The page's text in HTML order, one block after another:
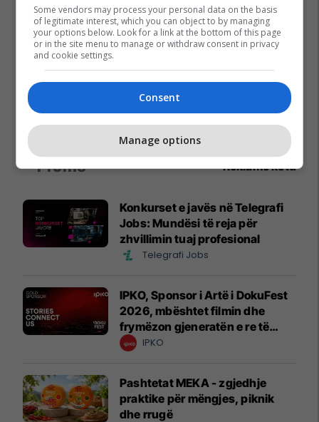
Promo Reklamo këtu
Konkurset e javës në Telegrafi
Jobs: Mundësi të reja për
zhvillimin tuaj profesional
Telegrafi Jobs
IPKO, Sponsor i Artë i DokuFest
2026, mbështet filmin dhe
frymëzon gjeneratën e re të
krijuesve
IPKO
Pashtetat MEKA - zgjedhje
praktike për mëngjes, piknik
dhe rrugë
Some vendors may process your personal data on the basis
of legitimate interest, which you can object to by managing
your options below. Look for a link at the bottom of this page
or in the site menu to manage or withdraw consent in privacy
and cookie settings.
Consent
Manage options